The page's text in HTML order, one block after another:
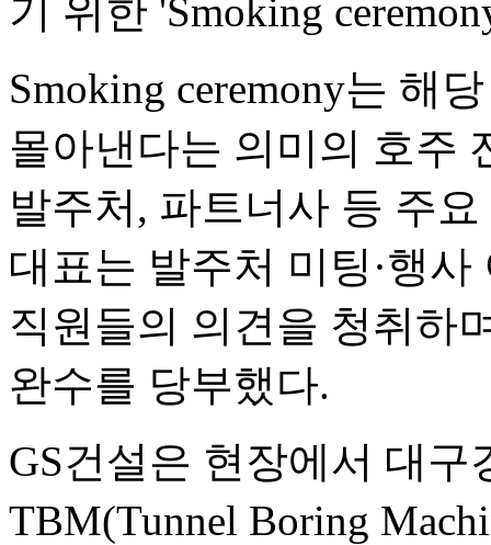
기 위한 'Smoking
Smoking ceremony는 해
몰아낸다는 의미의 호주
발주처, 파트너사 등 주
대표는 발주처 미팅·행
직원들의 의견을 청취하
완수를 당부했다.
GS건설은 현장에서 대구
TBM(Tunnel Boring